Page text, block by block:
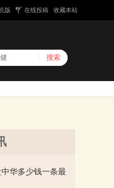
版 在线投稿 收藏本站
华多少钱一条最